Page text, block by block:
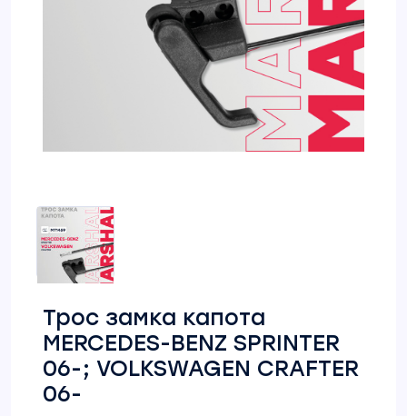
Трос замка капота
MERCEDES-BENZ SPRINTER
06-; VOLKSWAGEN CRAFTER
06-